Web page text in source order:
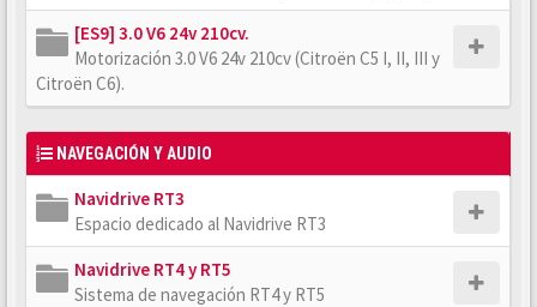
[ES9] 3.0 V6 24v 210cv.
Motorización 3.0 V6 24v 210cv (Citroën C5 I, II, III y
Citroën C6).
NAVEGACIÓN Y AUDIO
Navidrive RT3
Espacio dedicado al Navidrive RT3
Navidrive RT4 y RT5
Sistema de navegación RT4 y RT5